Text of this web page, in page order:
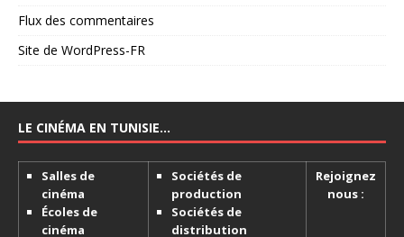
Flux des commentaires
Site de WordPress-FR
LE CINÉMA EN TUNISIE…
Salles de
cinéma
Écoles de
cinéma
Sociétés de
production
Sociétés de
distribution
Rejoignez
nous :